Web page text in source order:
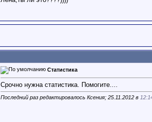
Статистика
Срочно нужна статистика. Помогите....
Последний раз редактировалось Ксения; 25.11.2012 в